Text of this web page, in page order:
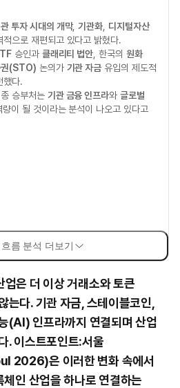
투자 시대의 개막,기관화 디지털자산
으로 재편되고 있다고 밝혔다.
승인과 클래리티 법안 , 한국의 원화
권(STO) 논의가 기관 자금 유입의 제도적
했다.
승부처는 기관 금융 인프라와 글로벌
이 될 것이라는 분석이 나오고 있다고
흐름 분석 더보기
은 더 이상 거래소와 토큰
는다. 기관 자금, 스테이블코인,
(AI) 인프라까지 연결되며 산업
. 이스트포인트:서울
은 이러한 변화 속에서
체인 산업을 하나로 연결하는